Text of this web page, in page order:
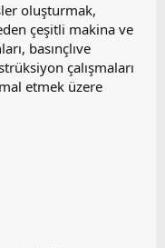
oluşturmak,
çeşitli makina ve
basınçlıve
çalışmaları
etmek üzere